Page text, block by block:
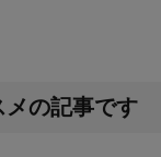
メの記事です